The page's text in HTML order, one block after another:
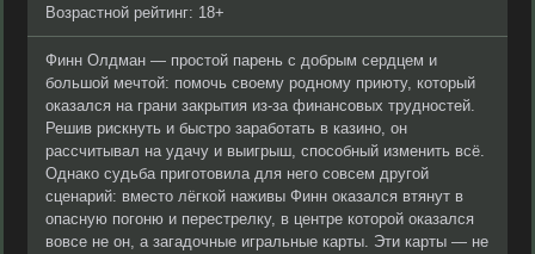
Возрастной рейтинг: 18+
Финн Олдман — простой парень с добрым сердцем и
большой мечтой: помочь своему родному приюту, который
оказался на грани закрытия из-за финансовых трудностей.
Решив рискнуть и быстро заработать в казино, он
рассчитывал на удачу и выигрыш, способный изменить всё.
Однако судьба приготовила для него совсем другой
сценарий: вместо лёгкой наживы Финн оказался втянут в
опасную погоню и перестрелку, в центре которой оказался
вовсе не он, а загадочные игральные карты. Эти карты — не